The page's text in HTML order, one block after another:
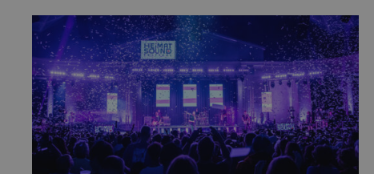
Polling zu sammeln – und […]